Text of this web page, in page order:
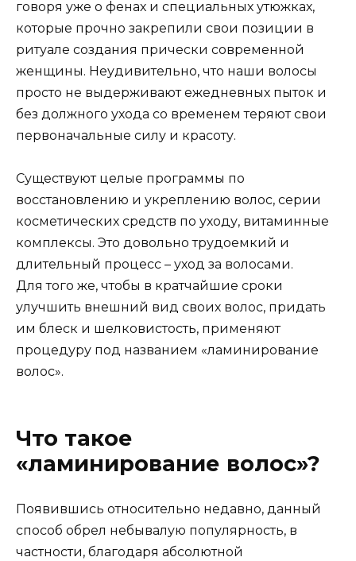
говоря уже о фенах и специальных утюжках,
которые прочно закрепили свои позиции в
ритуале создания прически современной
женщины. Неудивительно, что наши волосы
просто не выдерживают ежедневных пыток и
без должного ухода со временем теряют свои
первоначальные силу и красоту.
Существуют целые программы по
восстановлению и укреплению волос, серии
косметических средств по уходу, витаминные
комплексы. Это довольно трудоемкий и
длительный процесс – уход за волосами.
Для того же, чтобы в кратчайшие сроки
улучшить внешний вид своих волос, придать
им блеск и шелковистость, применяют
процедуру под названием «ламинирование
волос».
Что такое
«ламинирование волос»?
Появившись относительно недавно, данный
способ обрел небывалую популярность, в
частности, благодаря абсолютной